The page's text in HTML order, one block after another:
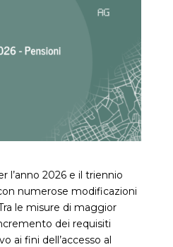
l’anno 2026 e il triennio
numerose modificazioni
le misure di maggior
dei requisiti
ai fini dell’accesso al